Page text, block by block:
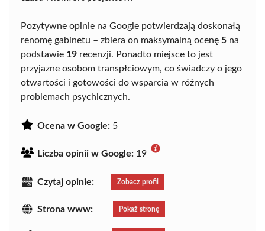
Pozytywne opinie na Google potwierdzają doskonałą
renomę gabinetu – zbiera on maksymalną ocenę 5 na
podstawie 19 recenzji. Ponadto miejsce to jest
przyjazne osobom transpłciowym, co świadczy o jego
otwartości i gotowości do wsparcia w różnych
problemach psychicznych.
Ocena w Google: 5
Liczba opinii w Google: 19
Czytaj opinie: Zobacz profil
Strona www: Pokaż stronę